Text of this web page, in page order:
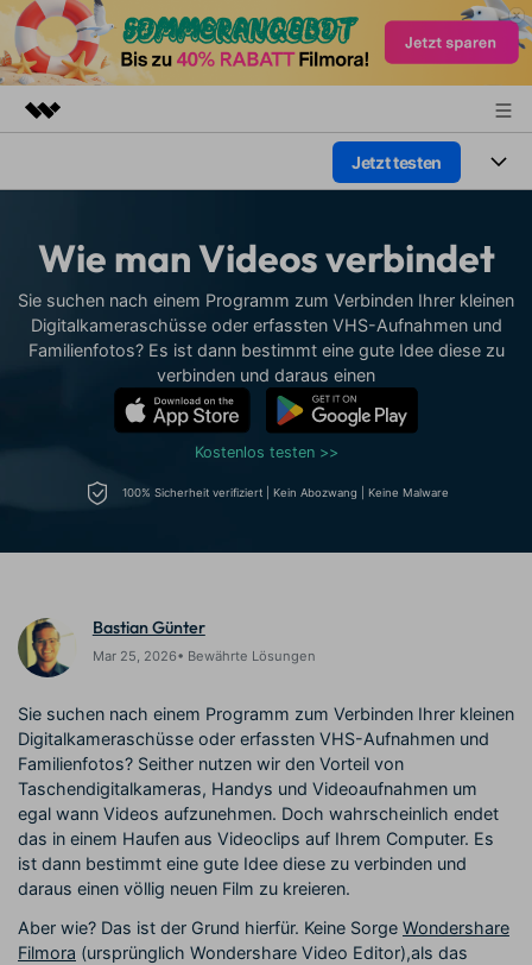
Dienstprogramme
Überblick
Lösungen
Presseraum
Jetzt testen
Plattformen
Funktionen
Video/Foto
Lösungen
Soziale Medien
Lifestyle & Spaß
Ressourcen
Video-Prompts
Prompts – schnell ähnliche
Meisterkurs
fortgeschrittene
Kickstart Bootcamp
erweitern Sie Ihre
Videobearbeitungs-
Fähigkeiten mit Filmora
DIY-Spezialeffekte
Spezialeffekt erzeugen
können
Creator
Monetarisierungs-
Programm
Monetarisieren Sie
Ihren Einfluss mit Filmora
Freunde-werben-
Programm
An Freunde empfehlen,
Belohnungen erhalten
Über Uns
Unsere Mission, Geschichte
und Kunden
Finden Sie mehr über Filmora
Kunden-Geschichten
Erfahren Sie, wie unsere
Kunden Erfolg haben
Affiliate-Programm
Schalten Sie Partnerschaften
auf Unternehmensebene frei
Wie man Videos verbindet
Sie suchen nach einem Programm zum Verbinden Ihrer kleinen
Digitalkameraschüsse oder erfassten VHS-Aufnahmen und
Familienfotos? Es ist dann bestimmt eine gute Idee diese zu
verbinden und daraus einen
Kostenlos testen >>
100% Sicherheit verifiziert | Kein Abozwang | Keine Malware
Bastian Günter
Mar 25, 2026• Bewährte Lösungen
Sie suchen nach einem Programm zum Verbinden Ihrer kleinen
Digitalkameraschüsse oder erfassten VHS-Aufnahmen und
Familienfotos? Seither nutzen wir den Vorteil von
Taschendigitalkameras, Handys und Videoaufnahmen um
egal wann Videos aufzunehmen. Doch wahrscheinlich endet
das in einem Haufen aus Videoclips auf Ihrem Computer. Es
ist dann bestimmt eine gute Idee diese zu verbinden und
daraus einen völlig neuen Film zu kreieren.
Aber wie? Das ist der Grund hierfür. Keine Sorge Wondershare
Filmora (ursprünglich Wondershare Video Editor),als das